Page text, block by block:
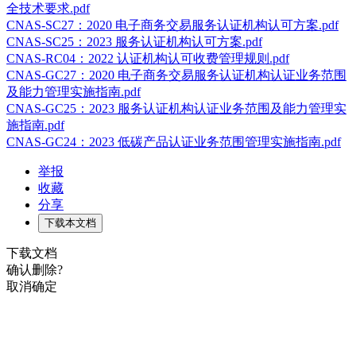
全技术要求.pdf
CNAS-SC27：2020 电子商务交易服务认证机构认可方案.pdf
CNAS-SC25：2023 服务认证机构认可方案.pdf
CNAS-RC04：2022 认证机构认可收费管理规则.pdf
CNAS-GC27：2020 电子商务交易服务认证机构认证业务范围
及能力管理实施指南.pdf
CNAS-GC25：2023 服务认证机构认证业务范围及能力管理实
施指南.pdf
CNAS-GC24：2023 低碳产品认证业务范围管理实施指南.pdf
举报
收藏
分享
下载本文档
下载文档
确认删除?
取消确定